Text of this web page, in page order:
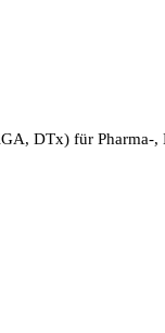
DTx) für Pharma-,
in der